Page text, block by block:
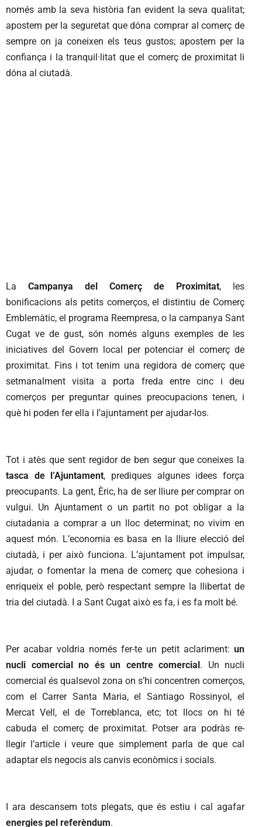
només amb la seva història fan evident la seva qualitat;
apostem per la seguretat que dóna comprar al comerç de
sempre on ja coneixen els teus gustos; apostem per la
confiança i la tranquil·litat que el comerç de proximitat li
dóna al ciutadà.
La Campanya del Comerç de Proximitat, les
bonificacions als petits comerços, el distintiu de Comerç
Emblemàtic, el programa Reempresa, o la campanya Sant
Cugat ve de gust, són només alguns exemples de les
iniciatives del Govern local per potenciar el comerç de
proximitat. Fins i tot tenim una regidora de comerç que
setmanalment visita a porta freda entre cinc i deu
comerços per preguntar quines preocupacions tenen, i
què hi poden fer ella i l’ajuntament per ajudar-los.
Tot i atès que sent regidor de ben segur que coneixes la
tasca de l’Ajuntament, prediques algunes idees força
preocupants. La gent, Èric, ha de ser lliure per comprar on
vulgui. Un Ajuntament o un partit no pot obligar a la
ciutadania a comprar a un lloc determinat; no vivim en
aquest món. L’economia es basa en la lliure elecció del
ciutadà, i per això funciona. L’ajuntament pot impulsar,
ajudar, o fomentar la mena de comerç que cohesiona i
enriqueix el poble, però respectant sempre la llibertat de
tria del ciutadà. I a Sant Cugat això es fa, i es fa molt bé.
Per acabar voldria només fer-te un petit aclariment: un
nucli comercial no és un centre comercial. Un nucli
comercial és qualsevol zona on s’hi concentren comerços,
com el Carrer Santa Maria, el Santiago Rossinyol, el
Mercat Vell, el de Torreblanca, etc; tot llocs on hi té
cabuda el comerç de proximitat. Potser ara podràs re-
llegir l’article i veure que simplement parla de que cal
adaptar els negocis als canvis econòmics i socials.
I ara descansem tots plegats, que és estiu i cal agafar
energies pel referèndum.